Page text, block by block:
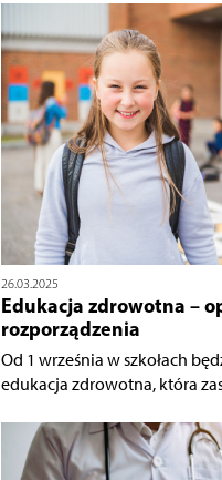
26.03.2025
Edukacja zdrowotna –
rozporządzenia
Od 1 września w szkołach
edukacja zdrowotna, która